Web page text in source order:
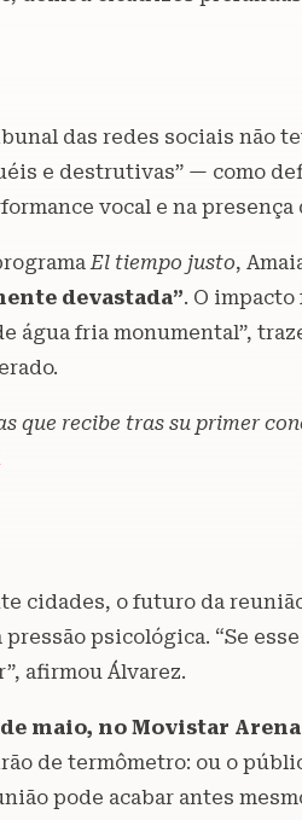
das redes sociais não
e destrutivas” — como
vocal e na presença
El tiempo justo,
devastada”. O
água fria monumental”,
que recibe tras su primer
cidades, o futuro da
psicológica. “Se
afirmou Álvarez.
de maio, no Movistar
de termômetro: ou o
pode acabar antes